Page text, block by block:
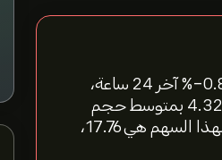
"سعر سهم Alphabet اليوم هو 353.47‎$‎، مما يعكس تغييرًا في السعر بنسبة ‎-0.88‎% آخر 24 ساعة،
و‎-0.79‎% خلال الأسبوع الماضي. القيمة السوقية الحالية لسهم GOOG هي 4.32T‎$‎ بمتوسط حجم
تداول 22.38M خلال الأشهر الثلاثة الماضية. نسبة السعر إلى الربح (P/E ratio) لهذا السهم هي 17.76،